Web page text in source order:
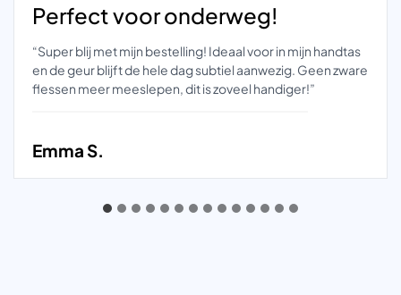
Perfect voor onderweg!
“Super blij met mijn bestelling! Ideaal voor in mijn handtas
en de geur blijft de hele dag subtiel aanwezig. Geen zware
flessen meer meeslepen, dit is zoveel handiger!”
Emma S.